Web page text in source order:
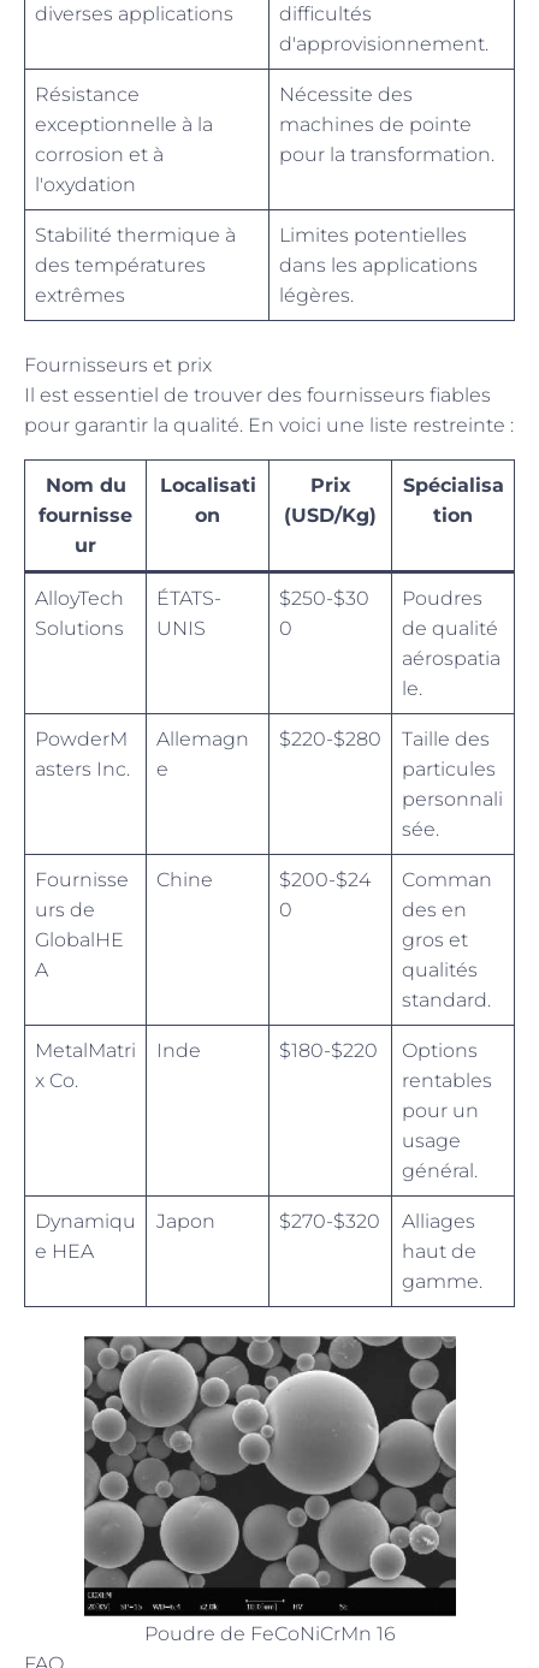
diverses applications
difficultés
d'approvisionnement.
Résistance
exceptionnelle à la
corrosion et à
l'oxydation
Nécessite des
machines de pointe
pour la transformation.
Stabilité thermique à
des températures
extrêmes
Limites potentielles
dans les applications
légères.
Fournisseurs et prix
Il est essentiel de trouver des fournisseurs fiables
pour garantir la qualité. En voici une liste restreinte :
Nom du
fournisse
ur
Localisati
on
Prix
(USD/Kg)
Spécialisa
tion
AlloyTech
Solutions
ÉTATS-
UNIS
$250-$30
0
Poudres
de qualité
aérospatia
le.
PowderM
asters Inc.
Allemagn
e
$220-$280
Taille des
particules
personnali
sée.
Fournisse
urs de
GlobalHE
A
Chine
$200-$24
0
Comman
des en
gros et
qualités
standard.
MetalMatri
x Co.
Inde $180-$220
Options
rentables
pour un
usage
général.
Dynamiqu
e HEA
Japon $270-$320
Alliages
haut de
gamme.
Poudre de FeCoNiCrMn 16
FAQ